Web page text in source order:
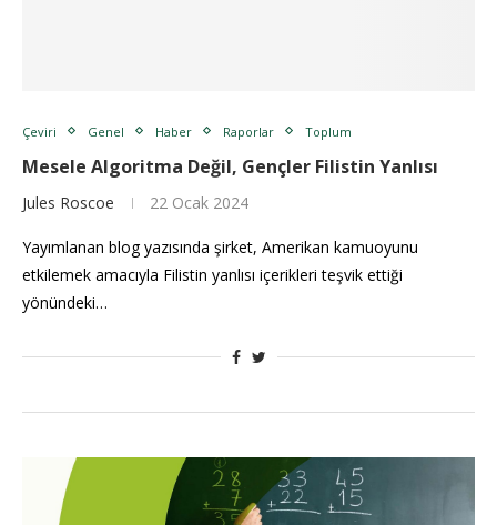
Çeviri Genel Haber Raporlar Toplum
Mesele Algoritma Değil, Gençler Filistin Yanlısı
Jules Roscoe 22 Ocak 2024
Yayımlanan blog yazısında şirket, Amerikan kamuoyunu
etkilemek amacıyla Filistin yanlısı içerikleri teşvik ettiği
yönündeki…